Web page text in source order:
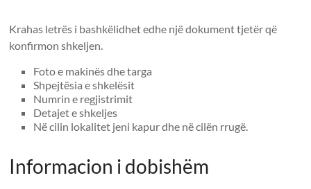
Krahas letrës i bashkëlidhet edhe një dokument tjetër që
konfirmon shkeljen.
Foto e makinës dhe targa
Shpejtësia e shkelësit
Numrin e regjistrimit
Detajet e shkeljes
Në cilin lokalitet jeni kapur dhe në cilën rrugë.
Informacion i dobishëm